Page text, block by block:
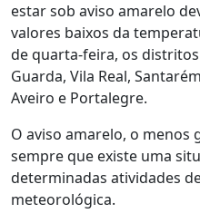
estar sob aviso amarelo
valores baixos da
de quarta-feira, os distritos
Guarda, Vila Real,
Aveiro e Portalegre.
O aviso amarelo, o menos
sempre que existe uma
determinadas atividades
meteorológica.